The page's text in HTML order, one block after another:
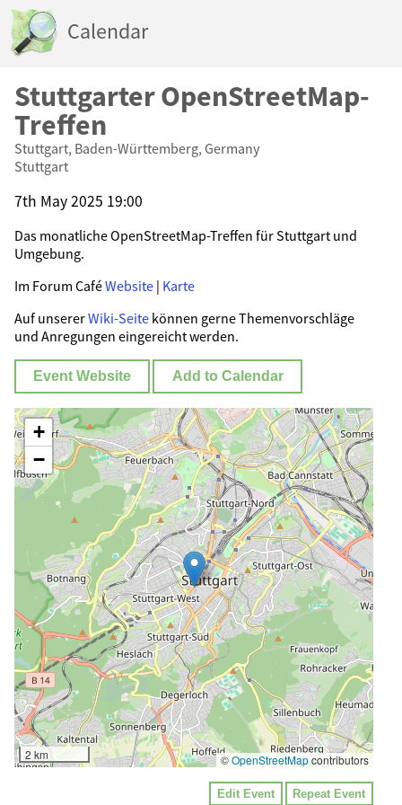
Calendar
Stuttgarter OpenStreetMap-
Treffen
Stuttgart, Baden-Württemberg, Germany
Stuttgart
7th May 2025 19:00
Das monatliche OpenStreetMap-Treffen für Stuttgart und
Umgebung.
Im Forum CaféWebsite | Karte
Auf unsererWiki-Seite können gerne Themenvorschläge
und Anregungen eingereicht werden.
Event Website Add to Calendar
+
−
2 km ©OpenStreetMapcontributors
Edit Event Repeat Event